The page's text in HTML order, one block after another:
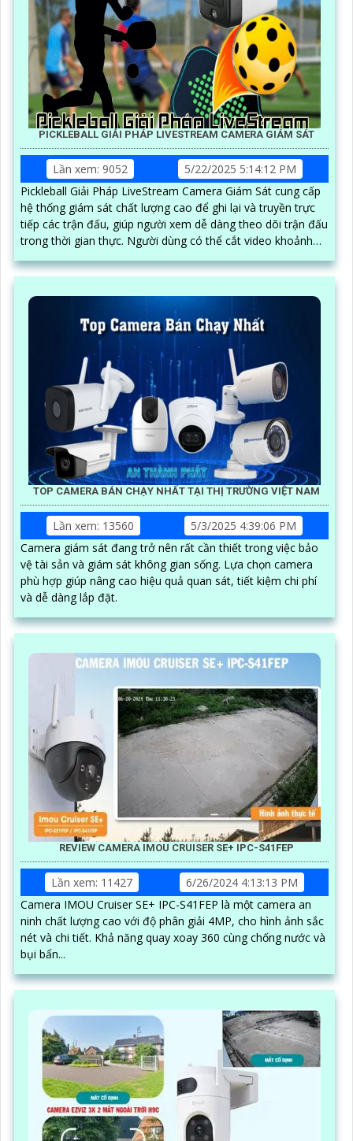
PICKLEBALL GIẢI PHÁP LIVESTREAM CAMERA GIÁM SÁT
Lần xem: 9052
5/22/2025 5:14:12 PM
Pickleball Giải Pháp LiveStream Camera Giám Sát cung cấp
hệ thống giám sát chất lượng cao để ghi lại và truyền trực
tiếp các trận đấu, giúp người xem dễ dàng theo dõi trận đấu
trong thời gian thực. Người dùng có thể cắt video khoảnh
khắc hay trực tiếp và dễ dàng
TOP CAMERA BÁN CHẠY NHẤT TẠI THỊ TRƯỜNG VIỆT NAM
Lần xem: 13560
5/3/2025 4:39:06 PM
Camera giám sát đang trở nên rất cần thiết trong việc bảo
vệ tài sản và giám sát không gian sống. Lựa chọn camera
phù hợp giúp nâng cao hiệu quả quan sát, tiết kiệm chi phí
và dễ dàng lắp đặt.
REVIEW CAMERA IMOU CRUISER SE+ IPC-S41FEP
Lần xem: 11427
6/26/2024 4:13:13 PM
Camera IMOU Cruiser SE+ IPC-S41FEP là một camera an
ninh chất lượng cao với độ phân giải 4MP, cho hình ảnh sắc
nét và chi tiết. Khả năng quay xoay 360 cùng chống nước và
bụi bẩn...